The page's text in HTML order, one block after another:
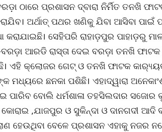
ଠାରେ ପ୍ରଶାସନ ଦ୍ବାରା ନିର୍ମିତ ତନଖି
ଅର୍ଥାତ୍ ପଥର ଖଣିକୁ ଯିବା ଆସିବା ପାଇଁ
କରାଯାଇଛି। ସେହିପରି ରାହାଡ଼ପୁର ପାହାଡ଼ରୁ
ଆରଡି ରାସ୍ତା ଦେଇ ବରଡ଼ା ତନଖି
ଏହି କ୍ଲୋଜର ଗେଟ୍ ଓ ତନଖି ଫାଟକ
ମଧ୍ୟରେ ଛନକା ପଶିଛି। ଏହାଦ୍ୱାରା
ପାରିବ ବୋଲି ଧର୍ମଶାଳା ତହସିଲଦାର
,ଯାଜପୁର ଓ ସୁକିନ୍ଦା ଓ ଦାନଗଦୀ
ହେଉଥିବା ବେଳେ ପ୍ରଶାସନ ଏହାକୁ ନଜର